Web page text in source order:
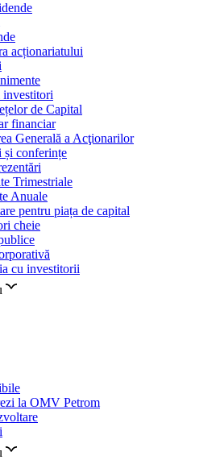
acționariatului
de Capital
financiar
Generală a Acţionarilor
și conferințe
Trimestriale
Anuale
pentru piața de capital
cheie
cu investitorii
la OMV Petrom